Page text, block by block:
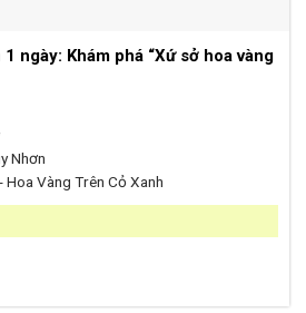
ngày: Khám phá “Xứ sở hoa vàng
Nhơn
Hoa Vàng Trên Cỏ Xanh